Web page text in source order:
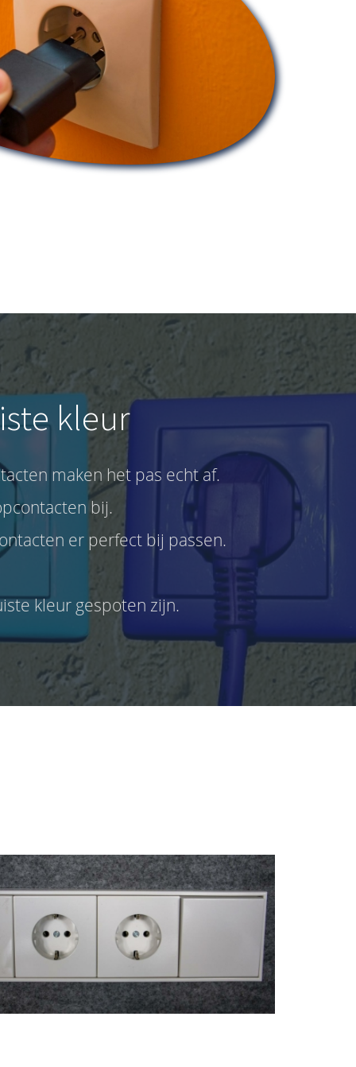
kleur
maken het pas echt af.
bij.
er perfect bij passen.
kleur gespoten zijn.